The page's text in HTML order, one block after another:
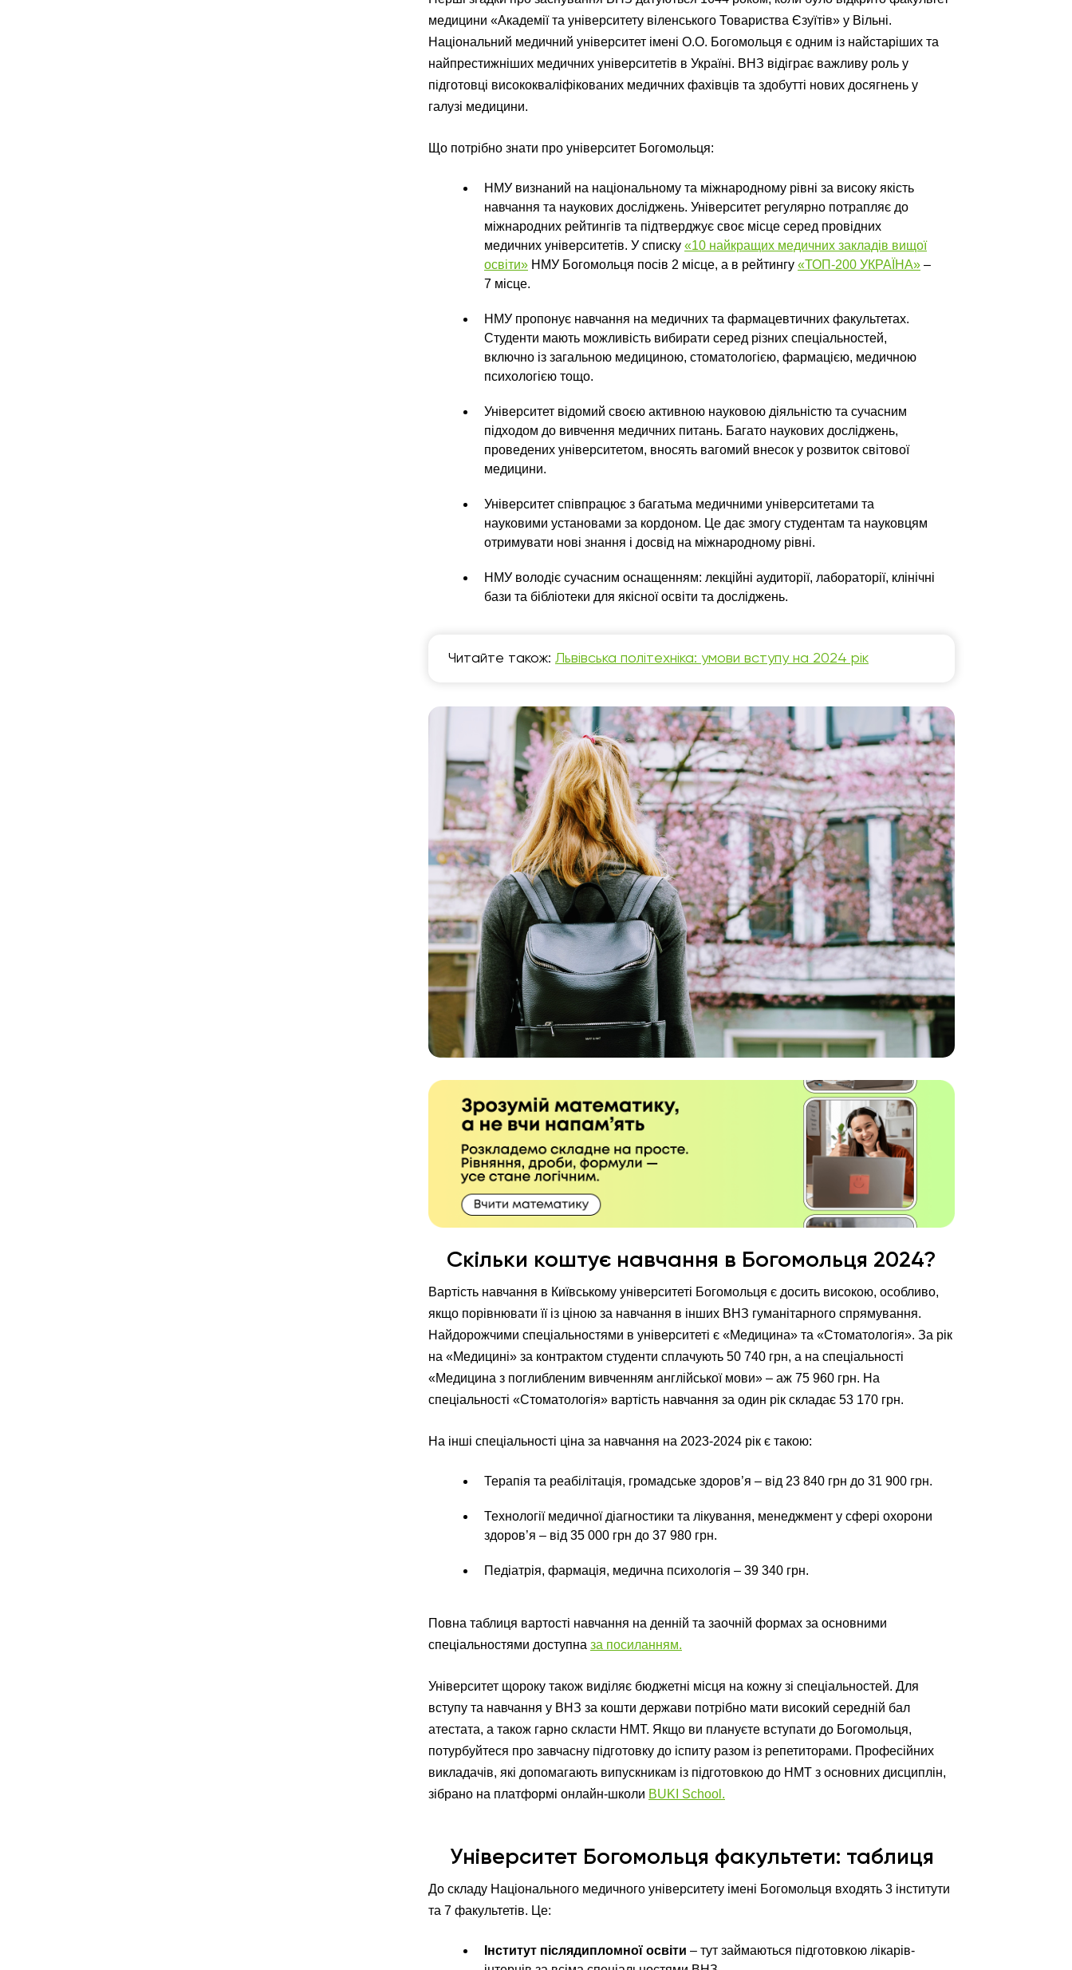
медицини «Академії та університету віленського Товариства Єзуїтів» у Вільні.
Національний медичний університет імені О.О. Богомольця є одним із найстаріших та
найпрестижніших медичних університетів в Україні. ВНЗ відіграє важливу роль у
підготовці висококваліфікованих медичних фахівців та здобутті нових досягнень у
галузі медицини.
Що потрібно знати про університет Богомольця:
НМУ визнаний на національному та міжнародному рівні за високу якість
навчання та наукових досліджень. Університет регулярно потрапляє до
міжнародних рейтингів та підтверджує своє місце серед провідних
медичних університетів. У списку «10 найкращих медичних закладів вищої
освіти» НМУ Богомольця посів 2 місце, а в рейтингу «ТОП-200 УКРАЇНА» –
7 місце.
НМУ пропонує навчання на медичних та фармацевтичних факультетах.
Студенти мають можливість вибирати серед різних спеціальностей,
включно із загальною медициною, стоматологією, фармацією, медичною
психологією тощо.
Університет відомий своєю активною науковою діяльністю та сучасним
підходом до вивчення медичних питань. Багато наукових досліджень,
проведених університетом, вносять вагомий внесок у розвиток світової
медицини.
Університет співпрацює з багатьма медичними університетами та
науковими установами за кордоном. Це дає змогу студентам та науковцям
отримувати нові знання і досвід на міжнародному рівні.
НМУ володіє сучасним оснащенням: лекційні аудиторії, лабораторії, клінічні
бази та бібліотеки для якісної освіти та досліджень.
Читайте також: Львівська політехніка: умови вступу на 2024 рік
Скільки коштує навчання в Богомольця 2024?
Вартість навчання в Київському університеті Богомольця є досить високою, особливо,
якщо порівнювати її із ціною за навчання в інших ВНЗ гуманітарного спрямування.
Найдорожчими спеціальностями в університеті є «Медицина» та «Стоматологія». За рік
на «Медицині» за контрактом студенти сплачують 50 740 грн, а на спеціальності
«Медицина з поглибленим вивченням англійської мови» – аж 75 960 грн. На
спеціальності «Стоматологія» вартість навчання за один рік складає 53 170 грн.
На інші спеціальності ціна за навчання на 2023-2024 рік є такою:
Терапія та реабілітація, громадське здоров’я – від 23 840 грн до 31 900 грн.
Технології медичної діагностики та лікування, менеджмент у сфері охорони
здоров’я – від 35 000 грн до 37 980 грн.
Педіатрія, фармація, медична психологія – 39 340 грн.
Повна таблиця вартості навчання на денній та заочній формах за основними
спеціальностями доступна за посиланням.
Університет щороку також виділяє бюджетні місця на кожну зі спеціальностей. Для
вступу та навчання у ВНЗ за кошти держави потрібно мати високий середній бал
атестата, а також гарно скласти НМТ. Якщо ви плануєте вступати до Богомольця,
потурбуйтеся про завчасну підготовку до іспиту разом із репетиторами. Професійних
викладачів, які допомагають випускникам із підготовкою до НМТ з основних дисциплін,
зібрано на платформі онлайн-школи BUKI School.
Університет Богомольця факультети: таблиця
До складу Національного медичного університету імені Богомольця входять 3 інститути
та 7 факультетів. Це:
Інститут післядипломної освіти – тут займаються підготовкою лікарів-